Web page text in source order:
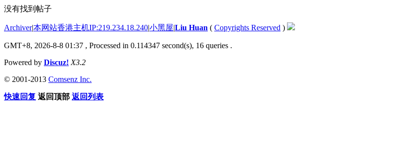
没有找到帖子
Archiver|本网站香港主机IP:219.234.18.240|小黑屋|Liu Huan ( Copyrights Reserved )
GMT+8, 2026-8-8 01:37 , Processed in 0.114347 second(s), 16 queries .
Powered by Discuz! X3.2
© 2001-2013 Comsenz Inc.
快速回复 返回顶部 返回列表